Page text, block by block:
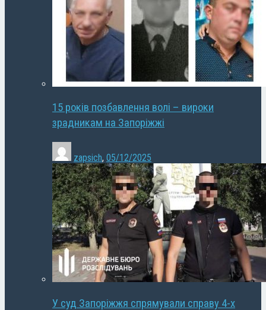
15 років позбавлення волі – вироки
зрадникам на Запоріжжі
zapsich, 05/12/2025
У суд Запоріжжя спрямували справу 4-х